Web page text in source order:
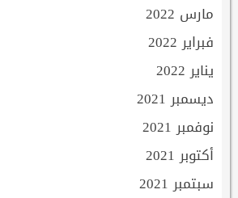
مارس 2022
فبراير 2022
يناير 2022
ديسمبر 2021
نوفمبر 2021
أكتوبر 2021
سبتمبر 2021